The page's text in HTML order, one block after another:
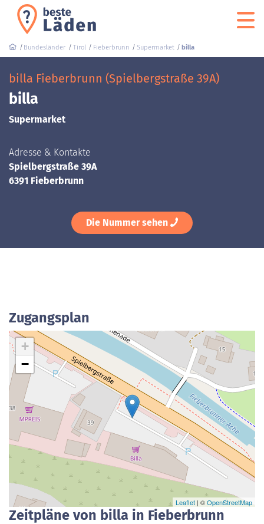
Bundesländer Tirol Fieberbrunn Supermarket billa
billa Fieberbrunn (Spielbergstraße 39A)
billa
Supermarket
Adresse & Kontakte
Spielbergstraße 39A
6391 Fieberbrunn
Die Nummer sehen
Zugangsplan
+
−
Leaflet | ©OpenStreetMap
Zeitpläne von billa in Fieberbrunn